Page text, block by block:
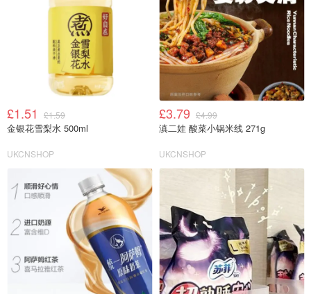
£1.51 £1.59
金银花雪梨水 500ml
UKCNSHOP
£3.79 £4.99
滇二娃 酸菜小锅米线 271g
UKCNSHOP